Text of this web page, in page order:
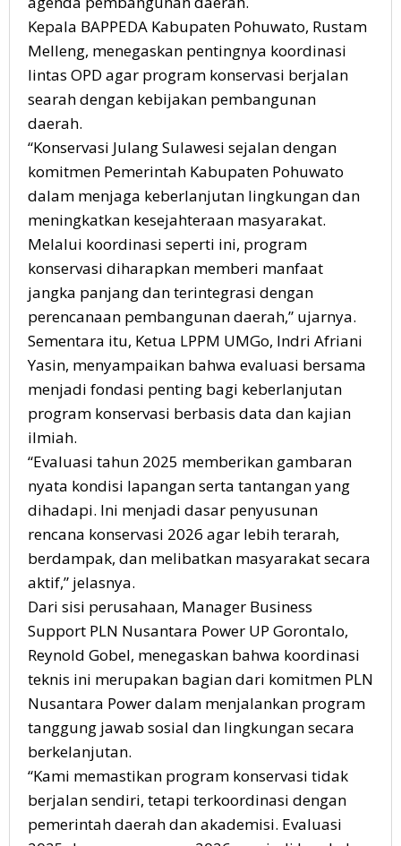
Kepala BAPPEDA Kabupaten Pohuwato, Rustam
Melleng, menegaskan pentingnya koordinasi
lintas OPD agar program konservasi berjalan
searah dengan kebijakan pembangunan
daerah.
“Konservasi Julang Sulawesi sejalan dengan
komitmen Pemerintah Kabupaten Pohuwato
dalam menjaga keberlanjutan lingkungan dan
meningkatkan kesejahteraan masyarakat.
Melalui koordinasi seperti ini, program
konservasi diharapkan memberi manfaat
jangka panjang dan terintegrasi dengan
perencanaan pembangunan daerah,” ujarnya.
Sementara itu, Ketua LPPM UMGo, Indri Afriani
Yasin, menyampaikan bahwa evaluasi bersama
menjadi fondasi penting bagi keberlanjutan
program konservasi berbasis data dan kajian
ilmiah.
“Evaluasi tahun 2025 memberikan gambaran
nyata kondisi lapangan serta tantangan yang
dihadapi. Ini menjadi dasar penyusunan
rencana konservasi 2026 agar lebih terarah,
berdampak, dan melibatkan masyarakat secara
aktif,” jelasnya.
Dari sisi perusahaan, Manager Business
Support PLN Nusantara Power UP Gorontalo,
Reynold Gobel, menegaskan bahwa koordinasi
teknis ini merupakan bagian dari komitmen PLN
Nusantara Power dalam menjalankan program
tanggung jawab sosial dan lingkungan secara
berkelanjutan.
“Kami memastikan program konservasi tidak
berjalan sendiri, tetapi terkoordinasi dengan
pemerintah daerah dan akademisi. Evaluasi